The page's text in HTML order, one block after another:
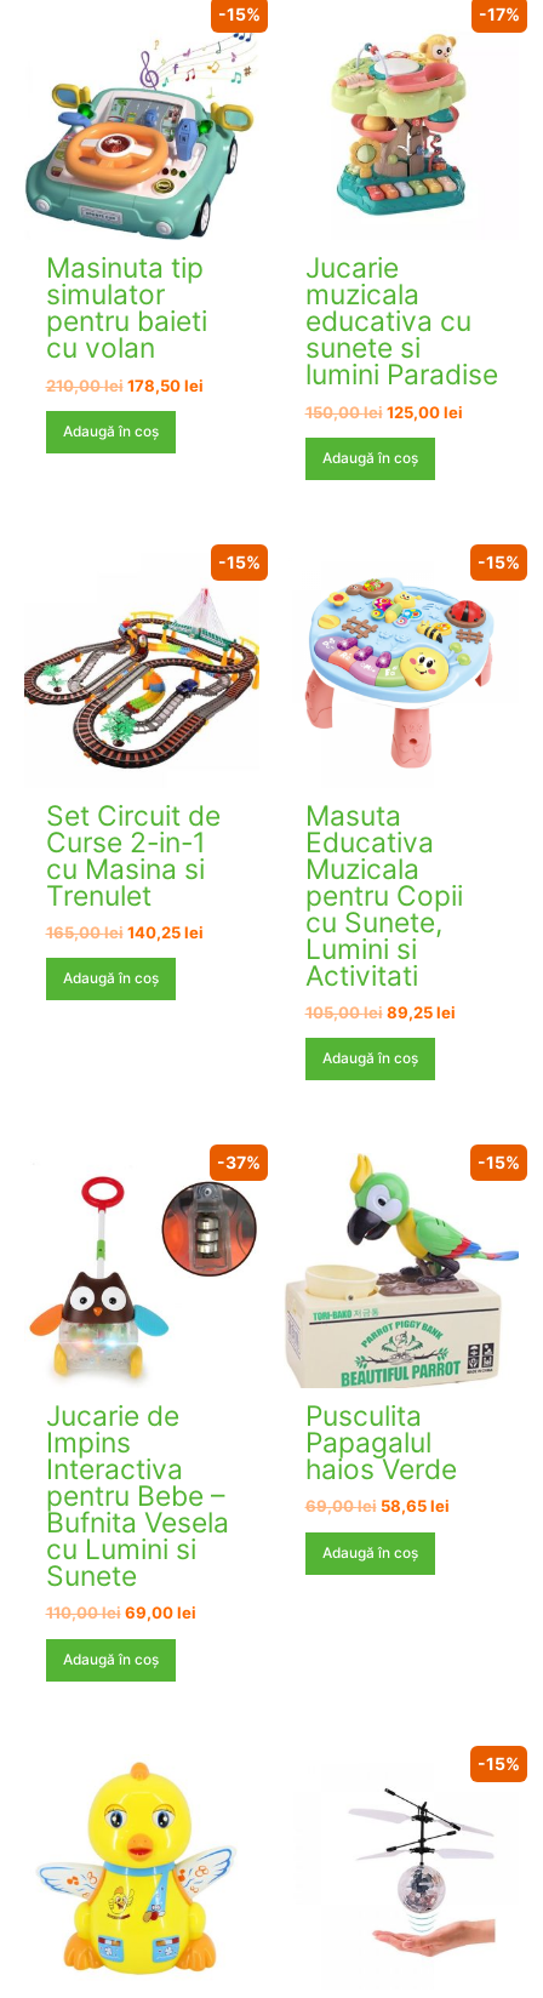
-15%
Masinuta tip
simulator
pentru baieti
cu volan
210,00lei Prețul
a
fost:
178,50leiPrețul
Adaugă în coș
-17%
Jucarie
muzicala
educativa cu
sunete si
lumini Paradise
150,00lei Prețul
a
fost:
125,00leiPrețul
Adaugă în coș
-15%
Set Circuit de
Curse 2-in-1
cu Masina si
Trenulet
165,00lei Prețul
a
fost:
140,25leiPrețul
Adaugă în coș
-15%
Masuta
Educativa
Muzicala
pentru Copii
cu Sunete,
Lumini si
Activitati
105,00lei Prețul
a
fost:
89,25leiPrețul
Adaugă în coș
-37%
Jucarie de
Impins
Interactiva
pentru Bebe –
Bufnita Vesela
cu Lumini si
Sunete
110,00lei Prețul
a
fost:
69,00leiPrețul
Adaugă în coș
-15%
Pusculita
Papagalul
haios Verde
69,00lei Prețul
a
fost:
58,65leiPrețul
Adaugă în coș
-15%